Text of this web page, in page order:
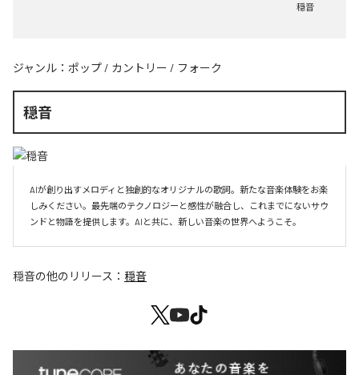
穏音
ジャンル： ポップ / カントリー / フォーク
穏音
AIが創り出すメロディと独創的なオリジナルの歌詞。新たな音楽体験をお楽
しみください。最先端のテクノロジーと感性が融合し、これまでにないサウ
ンドと物語を提供します。AIと共に、新しい音楽の世界へようこそ。
穏音の他のリリース： 穏音